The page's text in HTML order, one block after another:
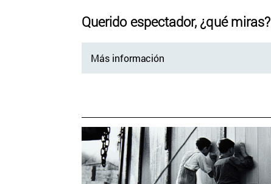
Querido espectador, ¿qué miras?
Más información